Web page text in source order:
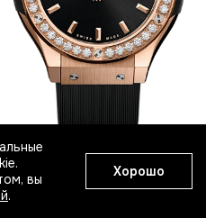
HUBLOT
DIAMONDS
вы
.
Хорошо